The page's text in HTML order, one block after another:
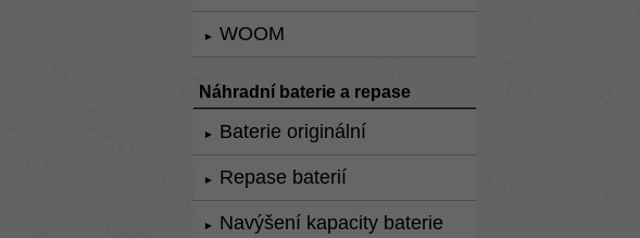
► WOOM
Náhradní baterie a repase
► Baterie originální
► Repase baterií
► Navýšení kapacity baterie